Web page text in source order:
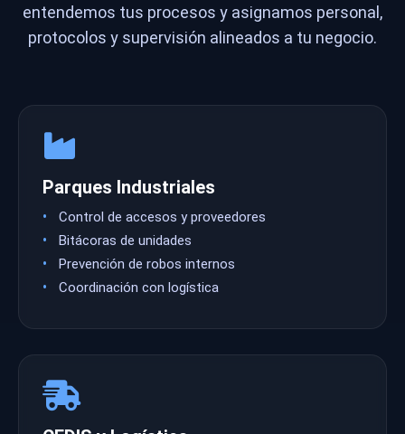
entendemos tus procesos y asignamos personal,
protocolos y supervisión alineados a tu negocio.
Parques Industriales
Control de accesos y proveedores
Bitácoras de unidades
Prevención de robos internos
Coordinación con logística